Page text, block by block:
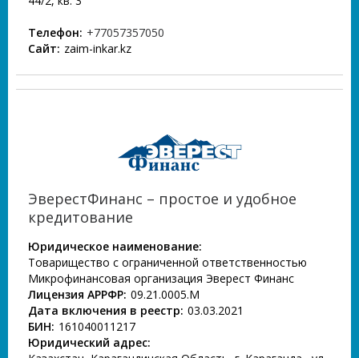
Телефон: +77057357050
Сайт: zaim-inkar.kz
ЭверестФинанс – простое и удобное
кредитование
Юридическое наименование:
Товарищество с ограниченной ответственностью
Микрофинансовая организация Эверест Финанс
Лицензия АРРФР: 09.21.0005.М
Дата включения в реестр: 03.03.2021
БИН: 161040011217
Юридический адрес: